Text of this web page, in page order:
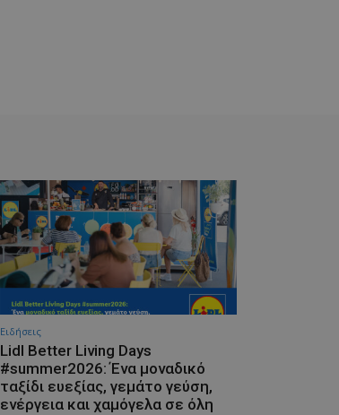
Ειδήσεις
Lidl Better Living Days
#summer2026: Ένα μοναδικό
ταξίδι ευεξίας, γεμάτο γεύση,
ενέργεια και χαμόγελα σε όλη